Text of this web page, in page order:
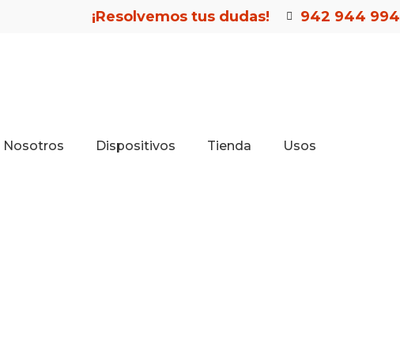
¡Resolvemos tus dudas! 942 944 994
Nosotros Dispositivos Tienda Usos